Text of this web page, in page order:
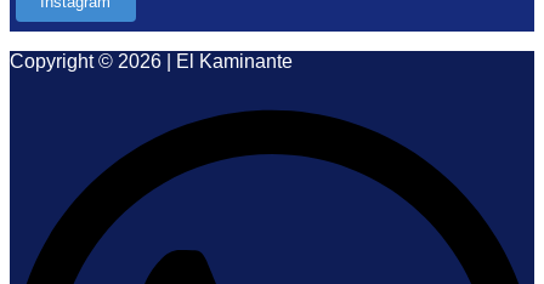
Copyright © 2026 | El Kaminante